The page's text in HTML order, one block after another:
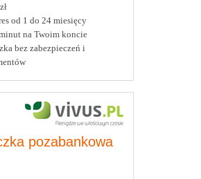
od 1 do 24 miesięcy
na Twoim koncie
bez zabezpieczeń i
pozabankowa